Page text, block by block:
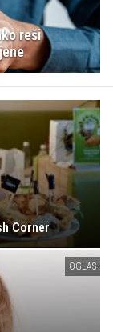
reši
Corner
OGLAS